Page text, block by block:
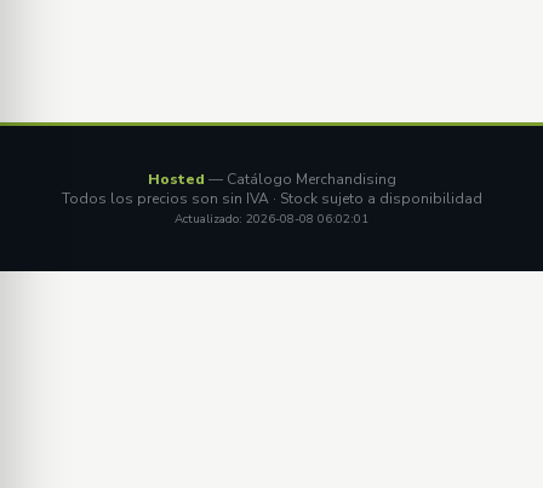
Hosted — Catálogo Merchandising
Todos los precios son sin IVA · Stock sujeto a disponibilidad
Actualizado: 2026-08-08 06:02:01